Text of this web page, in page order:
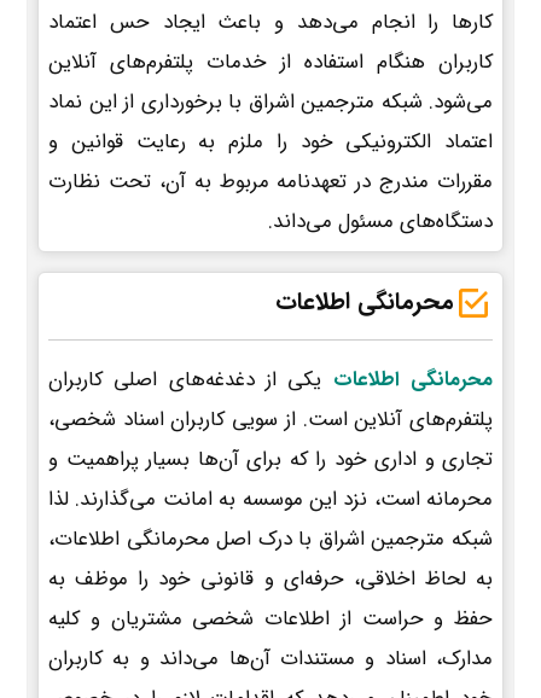
کارها را انجام می‌دهد و باعث ایجاد حس اعتماد
کاربران هنگام استفاده از خدمات پلتفرم‌های آنلاین
می‌شود. شبکه مترجمین اشراق با برخورداری از این نماد
اعتماد الکترونیکی خود را ملزم به رعایت قوانین و
مقررات مندرج در تعهدنامه مربوط به آن، تحت نظارت
دستگاه‌های مسئول می‌داند.
محرمانگی اطلاعات
محرمانگی اطلاعات یکی از دغدغه‌های اصلی کاربران
پلتفرم‌های آنلاین است. از سویی کاربران اسناد شخصی،
تجاری و اداری خود را که برای آن‌ها بسیار پراهمیت و
محرمانه است، نزد این موسسه به امانت می‌گذارند. لذا
شبکه مترجمین اشراق با درک اصل محرمانگی اطلاعات،
به لحاظ اخلاقی، حرفه‌ای و قانونی خود را موظف به
حفظ و حراست از اطلاعات شخصی مشتریان و کلیه
مدارک، اسناد و مستندات آن‌ها می‌داند و به کاربران